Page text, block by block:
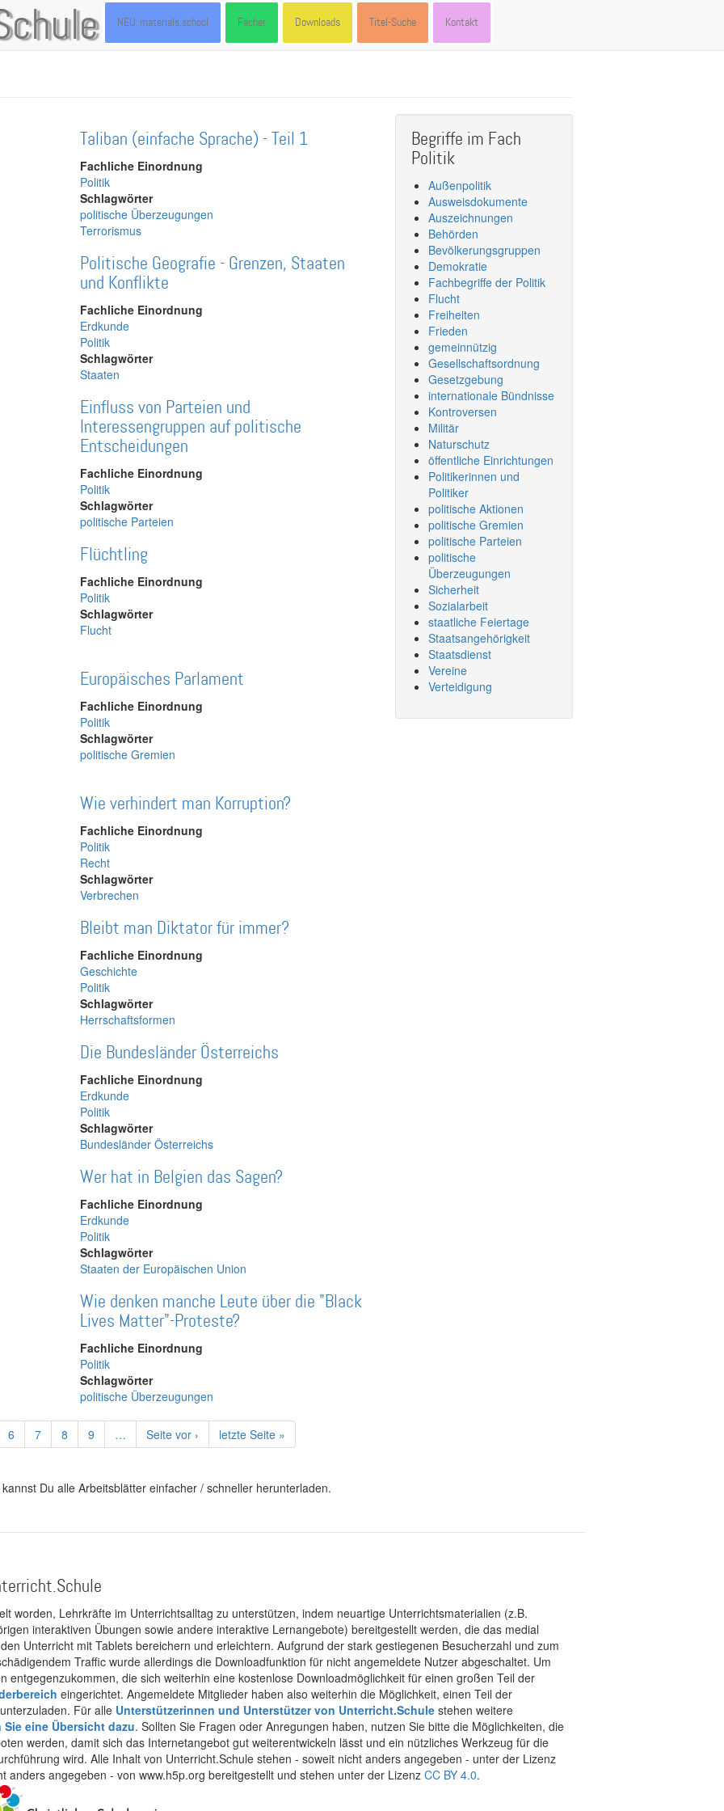
NEU: materials.school Fächer Downloads Titel-Suche Kontakt
Taliban (einfache Sprache) - Teil 1
Fachliche Einordnung
Politik
Schlagwörter
politische Überzeugungen
Terrorismus
Politische Geografie - Grenzen, Staaten
und Konflikte
Fachliche Einordnung
Erdkunde
Politik
Schlagwörter
Staaten
Einfluss von Parteien und
Interessengruppen auf politische
Entscheidungen
Fachliche Einordnung
Politik
Schlagwörter
politische Parteien
Flüchtling
Fachliche Einordnung
Politik
Schlagwörter
Flucht
Europäisches Parlament
Fachliche Einordnung
Politik
Schlagwörter
politische Gremien
Wie verhindert man Korruption?
Fachliche Einordnung
Politik
Recht
Schlagwörter
Verbrechen
Bleibt man Diktator für immer?
Fachliche Einordnung
Geschichte
Politik
Schlagwörter
Herrschaftsformen
Die Bundesländer Österreichs
Fachliche Einordnung
Erdkunde
Politik
Schlagwörter
Bundesländer Österreichs
Wer hat in Belgien das Sagen?
Fachliche Einordnung
Erdkunde
Politik
Schlagwörter
Staaten der Europäischen Union
Wie denken manche Leute über die "Black
Lives Matter"-Proteste?
Fachliche Einordnung
Politik
Schlagwörter
politische Überzeugungen
Page
6 Page
7 Page
8 Page
9 …
Nächste
Seite
Seite vor ›
Letzte
Seite
letzte Seite »
kannst Du alle Arbeitsblätter einfacher / schneller herunterladen.
Begriffe im Fach
Politik
Außenpolitik
Ausweisdokumente
Auszeichnungen
Behörden
Bevölkerungsgruppen
Demokratie
Fachbegriffe der Politik
Flucht
Freiheiten
Frieden
gemeinnützig
Gesellschaftsordnung
Gesetzgebung
internationale Bündnisse
Kontroversen
Militär
Naturschutz
öffentliche Einrichtungen
Politikerinnen und
Politiker
politische Aktionen
politische Gremien
politische Parteien
politische
Überzeugungen
Sicherheit
Sozialarbeit
staatliche Feiertage
Staatsangehörigkeit
Staatsdienst
Vereine
Verteidigung
worden, Lehrkräfte im Unterrichtsalltag zu unterstützen, indem neuartige Unterrichtsmaterialien (z.B.
interaktiven Übungen sowie andere interaktive Lernangebote) bereitgestellt werden, die das medial
Unterricht mit Tablets bereichern und erleichtern. Aufgrund der stark gestiegenen Besucherzahl und zum
Traffic wurde allerdings die Downloadfunktion für nicht angemeldete Nutzer abgeschaltet. Um
entgegenzukommen, die sich weiterhin eine kostenlose Downloadmöglichkeit für einen großen Teil der
eingerichtet. Angemeldete Mitglieder haben also weiterhin die Möglichkeit, einen Teil der
Für alle Unterstützerinnen und Unterstützer von Unterricht.Schule stehen weitere
Sie eine Übersicht dazu. Sollten Sie Fragen oder Anregungen haben, nutzen Sie bitte die Möglichkeiten, die
werden, damit sich das Internetangebot gut weiterentwickeln lässt und ein nützliches Werkzeug für die
wird. Alle Inhalt von Unterricht.Schule stehen - soweit nicht anders angegeben - unter der Lizenz
anders angegeben - von www.h5p.org bereitgestellt und stehen unter der Lizenz CC BY 4.0.